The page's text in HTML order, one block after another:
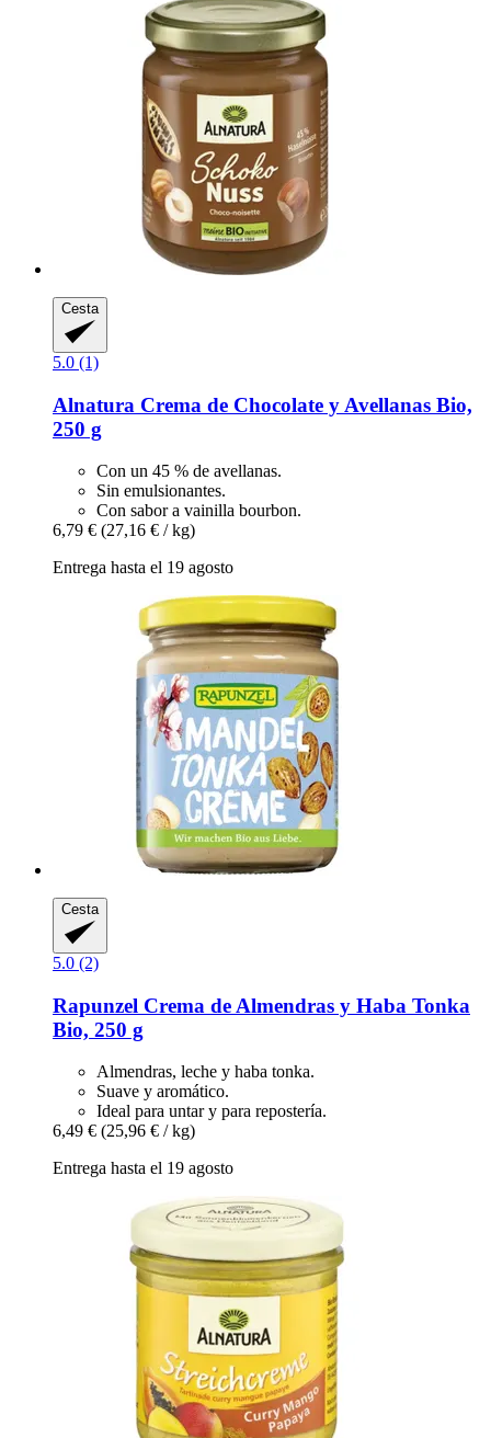
Cesta
5.0 (1)
Alnatura Crema de Chocolate y Avellanas Bio,
250 g
Con un 45 % de avellanas.
Sin emulsionantes.
Con sabor a vainilla bourbon.
6,79 € (27,16 € / kg)
Entrega hasta el 19 agosto
Cesta
5.0 (2)
Rapunzel Crema de Almendras y Haba Tonka
Bio, 250 g
Almendras, leche y haba tonka.
Suave y aromático.
Ideal para untar y para repostería.
6,49 € (25,96 € / kg)
Entrega hasta el 19 agosto